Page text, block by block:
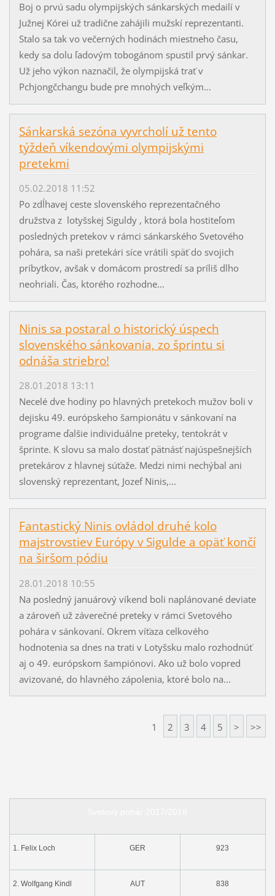
Boj o prvú sadu olympijských sánkarských medailí v
Južnej Kórei už tradične zahájili mužskí reprezentanti.
Stalo sa tak vo večerných hodinách miestneho času,
kedy sa dolu ľadovým tobogánom spustil prvý sánkar.
Už jeho výkon naznačil, že olympijská trať v
Pchjongčchangu bude pre mnohých veľkým...
Sánkarská sezóna vyvrcholí už tento
týždeň víkendovými olympijskými
pretekmi
05.02.2018 11:52
Po zdĺhavej ceste slovenského reprezentačného
družstva z lotyšskej Siguldy , ktorá bola hostiteľom
posledných pretekov v rámci sánkarského Svetového
pohára, sa naši pretekári síce vrátili späť do svojich
príbytkov, avšak v domácom prostredí sa príliš dlho
neohriali. Čas, ktorého rozhodne...
Ninis sa postaral o historický úspech
slovenského sánkovania, zo šprintu si
odnáša striebro!
28.01.2018 13:11
Necelé dve hodiny po hlavných pretekoch mužov boli v
dejisku 49. európskeho šampionátu v sánkovaní na
programe ďalšie individuálne preteky, tentokrát v
šprinte. K slovu sa malo dostať pätnásť najúspešnejších
pretekárov z hlavnej súťaže. Medzi nimi nechýbal ani
slovenský reprezentant, Jozef Ninis,...
Fantastický Ninis ovládol druhé kolo
majstrovstiev Európy v Sigulde a opäť končí
na širšom pódiu
28.01.2018 10:55
Na posledný januárový víkend boli naplánované deviate
a zároveň už záverečné preteky v rámci Svetového
pohára v sánkovaní. Okrem víťaza celkového
hodnotenia sa dnes na trati v Lotyšsku malo rozhodnúť
aj o 49. európskom šampiónovi. Ako už bolo vopred
avizované, do hlavného zápolenia, ktoré bolo na...
1 2 3 4 5 > >>
1. Felix Loch GER 923
2. Wolfgang Kindl AUT 838